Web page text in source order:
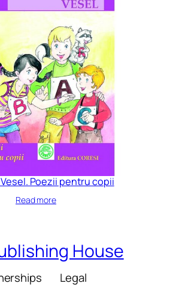
Poezii pentru copii
Read more
House
Legal